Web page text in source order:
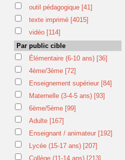
outil pédagogique [41]
texte imprimé [4015]
vidéo [114]
Par public cible
Élémentaire (6-10 ans) [36]
4ème/3ème [72]
Enseignement supérieur [84]
Maternelle (3-4-5 ans) [93]
6ème/5ème [99]
Adulte [167]
Enseignant / animateur [192]
Lycée (15-17 ans) [207]
Collège (11-14 ans) [213]